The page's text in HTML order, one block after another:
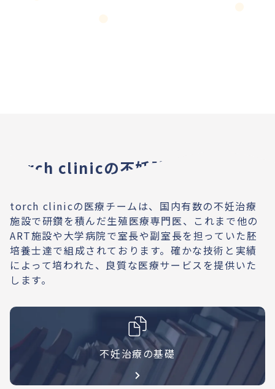
torch clinicの不妊診療
torch clinicの医療チームは、国内有数の不妊治療
施設で研鑽を積んだ生殖医療専門医、これまで他の
ART施設や大学病院で室長や副室長を担っていた胚
培養士達で組成されております。確かな技術と実績
によって培われた、良質な医療サービスを提供いた
します。
不妊治療の基礎